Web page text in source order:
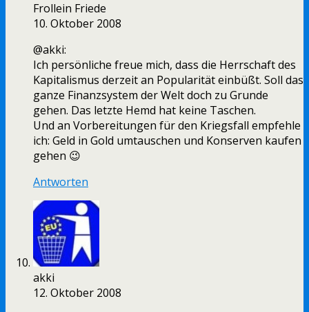
Frollein Friede
10. Oktober 2008
@akki:
Ich persönliche freue mich, dass die Herrschaft des
Kapitalismus derzeit an Popularität einbüßt. Soll das
ganze Finanzsystem der Welt doch zu Grunde
gehen. Das letzte Hemd hat keine Taschen.
Und an Vorbereitungen für den Kriegsfall empfehle
ich: Geld in Gold umtauschen und Konserven kaufen
gehen 😉
Antworten
akki
12. Oktober 2008